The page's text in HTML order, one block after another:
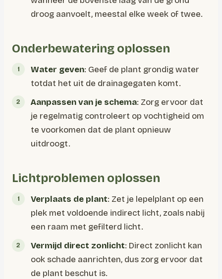
droog aanvoelt, meestal elke week of twee.
Onderbewatering oplossen
Water geven: Geef de plant grondig water
totdat het uit de drainagegaten komt.
Aanpassen van je schema: Zorg ervoor dat
je regelmatig controleert op vochtigheid om
te voorkomen dat de plant opnieuw
uitdroogt.
Lichtproblemen oplossen
Verplaats de plant: Zet je lepelplant op een
plek met voldoende indirect licht, zoals nabij
een raam met gefilterd licht.
Vermijd direct zonlicht: Direct zonlicht kan
ook schade aanrichten, dus zorg ervoor dat
de plant beschut is.